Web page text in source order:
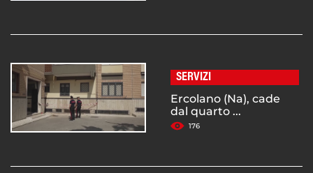
SERVIZI
Ercolano (Na), cade
dal quarto ...
176